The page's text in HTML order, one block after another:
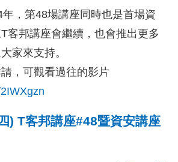
，第48場講座同時也是首場資
客邦講座會繼續，也會推出更多
家來支持。
，可觀看過往的影片
) T客邦講座#48暨資安講座